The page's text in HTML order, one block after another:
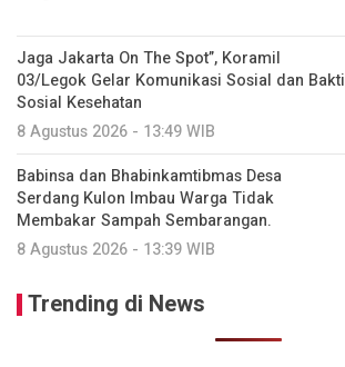
Jaga Jakarta On The Spot”, Koramil
03/Legok Gelar Komunikasi Sosial dan Bakti
Sosial Kesehatan
8 Agustus 2026 - 13:49 WIB
Babinsa dan Bhabinkamtibmas Desa
Serdang Kulon Imbau Warga Tidak
Membakar Sampah Sembarangan.
8 Agustus 2026 - 13:39 WIB
Trending di News